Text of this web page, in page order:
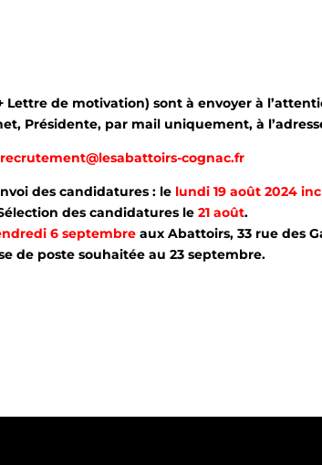
Lettre de motivation) sont à envoyer à
Présidente, par mail uniquement, à
recrutement@lesabattoirs-cognac.fr
des candidatures : le lundi 19 août 2024
des candidatures le 21 août.
6 septembreaux Abattoirs, 33 rue des
de poste souhaitée au 23 septembre.